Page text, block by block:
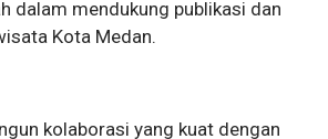
dalam mendukung publikasi dan
Kota Medan.
kolaborasi yang kuat dengan